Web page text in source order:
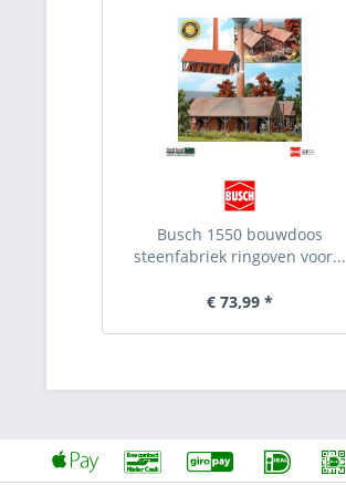
Busch 1550 bouwdoos
steenfabriek ringoven voor...
€ 73,99 *